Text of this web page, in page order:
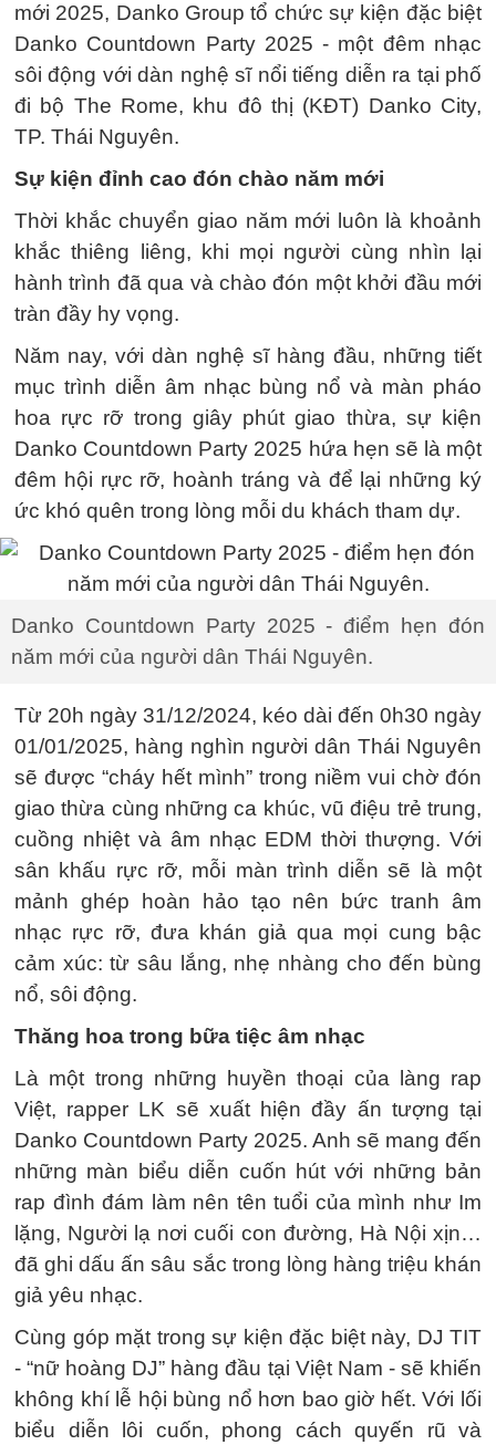
mới 2025, Danko Group tổ chức sự kiện đặc biệt
Danko Countdown Party 2025 - một đêm nhạc
sôi động với dàn nghệ sĩ nổi tiếng diễn ra tại phố
đi bộ The Rome, khu đô thị (KĐT) Danko City,
TP. Thái Nguyên.
Sự kiện đỉnh cao đón chào năm mới
Thời khắc chuyển giao năm mới luôn là khoảnh
khắc thiêng liêng, khi mọi người cùng nhìn lại
hành trình đã qua và chào đón một khởi đầu mới
tràn đầy hy vọng.
Năm nay, với dàn nghệ sĩ hàng đầu, những tiết
mục trình diễn âm nhạc bùng nổ và màn pháo
hoa rực rỡ trong giây phút giao thừa, sự kiện
Danko Countdown Party 2025 hứa hẹn sẽ là một
đêm hội rực rỡ, hoành tráng và để lại những ký
ức khó quên trong lòng mỗi du khách tham dự.
Danko Countdown Party 2025 - điểm hẹn đón
năm mới của người dân Thái Nguyên.
Từ 20h ngày 31/12/2024, kéo dài đến 0h30 ngày
01/01/2025, hàng nghìn người dân Thái Nguyên
sẽ được “cháy hết mình” trong niềm vui chờ đón
giao thừa cùng những ca khúc, vũ điệu trẻ trung,
cuồng nhiệt và âm nhạc EDM thời thượng. Với
sân khấu rực rỡ, mỗi màn trình diễn sẽ là một
mảnh ghép hoàn hảo tạo nên bức tranh âm
nhạc rực rỡ, đưa khán giả qua mọi cung bậc
cảm xúc: từ sâu lắng, nhẹ nhàng cho đến bùng
nổ, sôi động.
Thăng hoa trong bữa tiệc âm nhạc
Là một trong những huyền thoại của làng rap
Việt, rapper LK sẽ xuất hiện đầy ấn tượng tại
Danko Countdown Party 2025. Anh sẽ mang đến
những màn biểu diễn cuốn hút với những bản
rap đình đám làm nên tên tuổi của mình như Im
lặng, Người lạ nơi cuối con đường, Hà Nội xịn…
đã ghi dấu ấn sâu sắc trong lòng hàng triệu khán
giả yêu nhạc.
Cùng góp mặt trong sự kiện đặc biệt này, DJ TIT
- “nữ hoàng DJ” hàng đầu tại Việt Nam - sẽ khiến
không khí lễ hội bùng nổ hơn bao giờ hết. Với lối
biểu diễn lôi cuốn, phong cách quyến rũ và